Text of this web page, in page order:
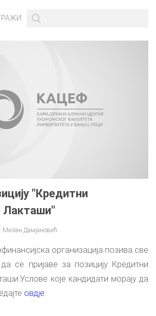
"Кредитни
Лакташи"
Милан Дамјановић
организација позива све
се пријаве за позицију Кредитни
које кандидати морају да
овдје.